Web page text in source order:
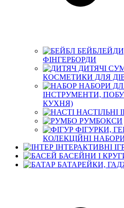
ФІНГЕРБОРДИ
ДИТЯЧІ
КОСМЕТИКИ ДЛЯ
НАБОРИ
ІНСТРУМЕНТИ,
КУХНЯ)
НАСТІЛЬНІ
РУМБОКСИ
ФІГУРКИ,
КОЛЕКЦІЙНІ
ІНТЕРАКТИВНІ
БАСЕЙНИ І
БАТАРЕЙКИ,